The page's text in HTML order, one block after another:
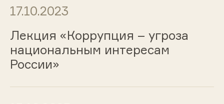
17.10.2023
Лекция «Коррупция – угроза
национальным интересам
России»